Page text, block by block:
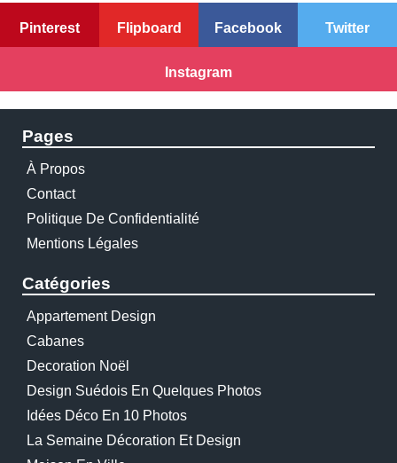
Pinterest Flipboard Facebook Twitter
Instagram
Pages
À Propos
Contact
Politique De Confidentialité
Mentions Légales
Catégories
Appartement Design
Cabanes
Decoration Noël
Design Suédois En Quelques Photos
Idées Déco En 10 Photos
La Semaine Décoration Et Design